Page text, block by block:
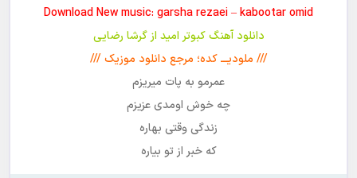
Download New music: garsha rezaei – kabootar omid
دانلود آهنگ کبوتر امید از گرشا رضایی
/// ملودیـــ کده؛ مرجع دانلود موزیک ///
عمرمو به پات میریزم
چه خوش اومدی عزیزم
زندگی وقتی بهاره
که خبر از تو بیاره